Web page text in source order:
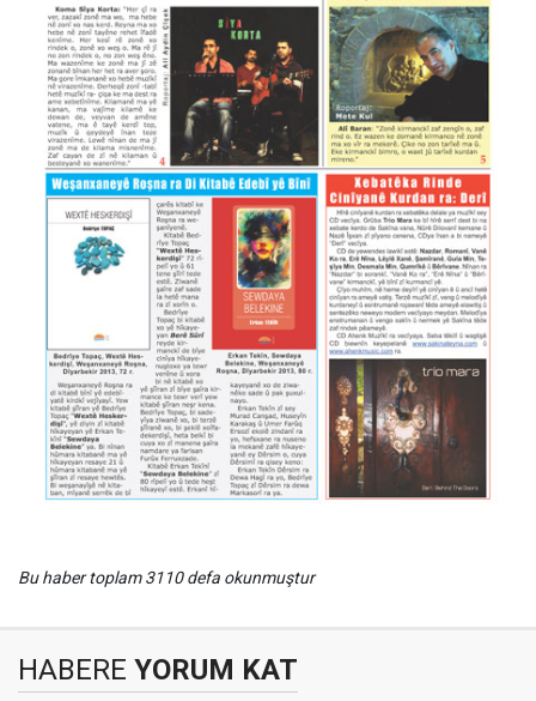
Bu haber toplam 3110 defa okunmuştur
HABERE YORUM KAT